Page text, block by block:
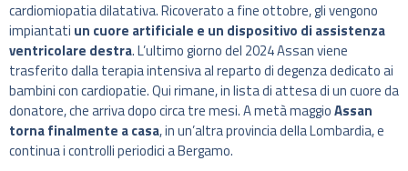
cardiomiopatia dilatativa. Ricoverato a fine ottobre, gli vengono
impiantati un cuore artificiale e un dispositivo di assistenza
ventricolare destra. L’ultimo giorno del 2024 Assan viene
trasferito dalla terapia intensiva al reparto di degenza dedicato ai
bambini con cardiopatie. Qui rimane, in lista di attesa di un cuore da
donatore, che arriva dopo circa tre mesi. A metà maggioAssan
torna finalmente a casa, in un’altra provincia della Lombardia, e
continua i controlli periodici a Bergamo.